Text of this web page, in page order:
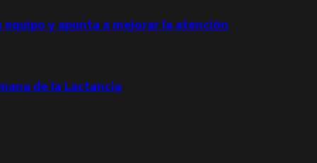
y apunta a mejorar la atención
de la Lactancia